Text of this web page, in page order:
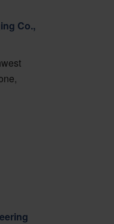
Co.,